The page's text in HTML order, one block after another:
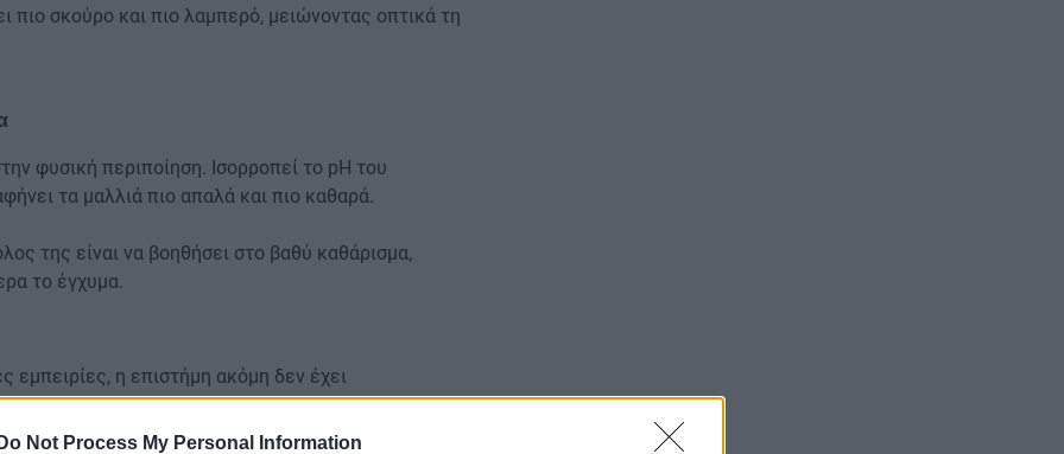
Do Not Process My Personal Information
πιο σκούρο και πιο λαμπερό, μειώνοντας οπτικά τη
φυσική περιποίηση. Ισορροπεί το pH του
τα μαλλιά πιο απαλά και πιο καθαρά.
της είναι να βοηθήσει στο βαθύ καθάρισμα,
το έγχυμα.
η επιστήμη ακόμη δεν έχει
αυτού του μείγματος. Γι’ αυτό είναι καλύτερα
πώς αντιδρά το δέρμα σου και να το